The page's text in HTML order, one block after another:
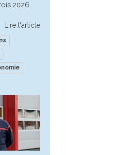
2026
Lire l'article